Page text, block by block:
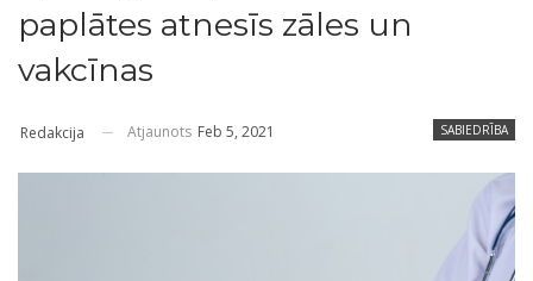
paplātes atnesīs zāles un
vakcīnas
SABIEDRĪBA
Redakcija Atjaunots Feb 5, 2021